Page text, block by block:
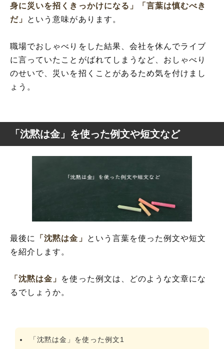
身に災いを招くきっかけになる」
「言葉は慎むべき
だ」
という意味があります。
職場でおしゃべりをした結果、会社を休んでライブ
に言っていたことがばれてしまうなど、おしゃべり
のせいで、災いを招くことがあるため気を付けまし
ょう。
「沈黙は金」を使った例文や短文など
最後に 「沈黙は金」
という言葉を使った例文や短文
を紹介します。
「沈黙は金」 を使った例文は、どのような文章にな
るでしょうか。
「沈黙は金」を使った例文1